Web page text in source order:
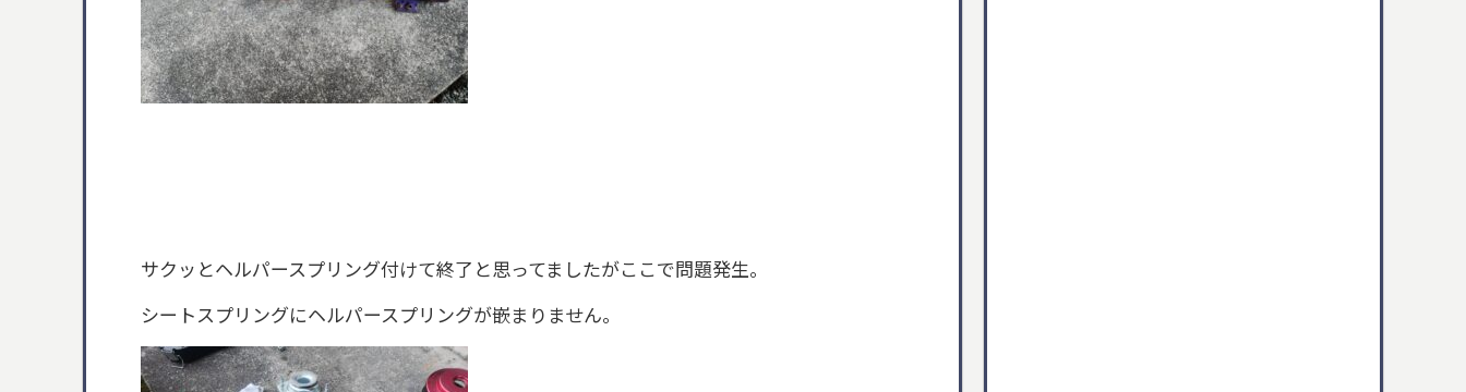
サクッとヘルパースプリング付けて終了と思ってましたがここで問題発生。
シートスプリングにヘルパースプリングが嵌まりません。